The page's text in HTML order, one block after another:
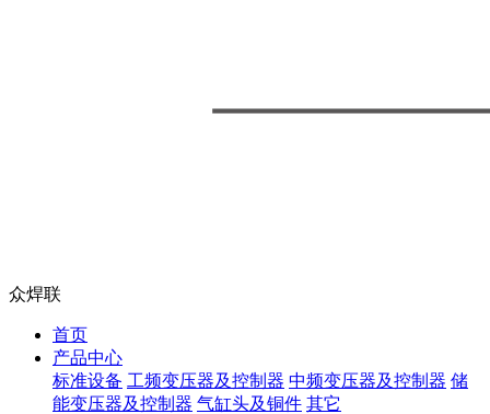
众焊联
首页
产品中心
标准设备 工频变压器及控制器 中频变压器及控制器 储
能变压器及控制器 气缸头及铜件 其它